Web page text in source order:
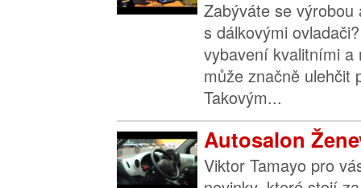
Zabýváte se
s dálkovými
vybavení kvalitními
může značně ulehčit
Takovým...
Autosalon
Viktor Tamayo pro